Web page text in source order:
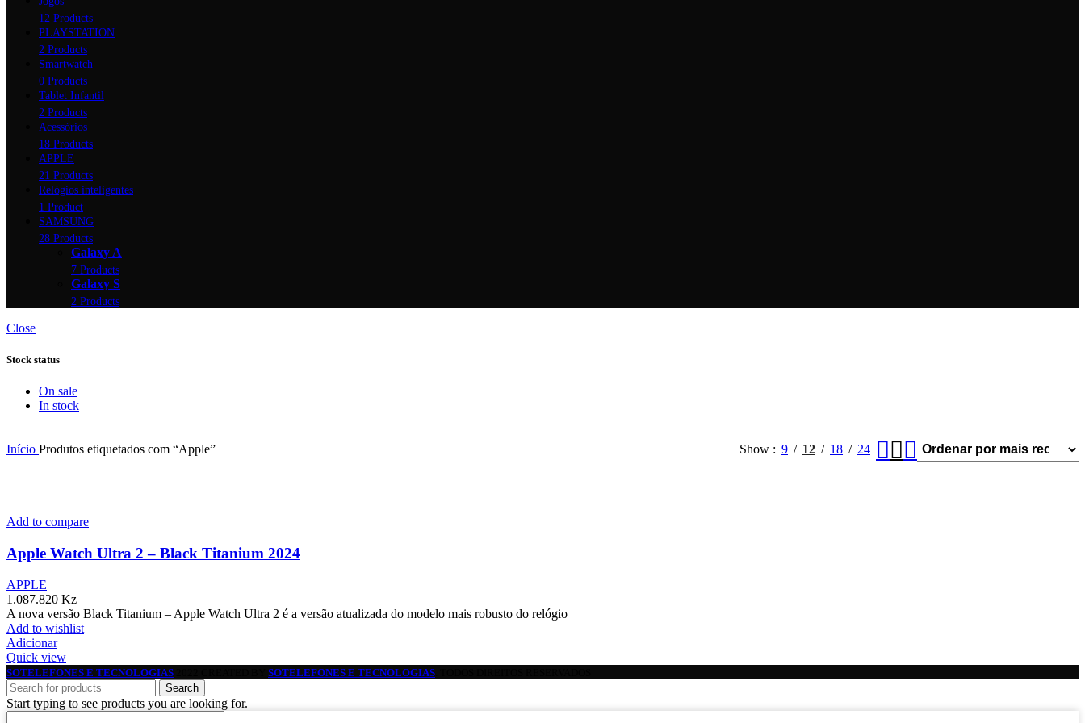
12 Products
PLAYSTATION
2 Products
Smartwatch
0 Products
Tablet Infantil
2 Products
Acessórios
18 Products
APPLE
21 Products
Relógios inteligentes
1 Product
SAMSUNG
28 Products
Galaxy A
7 Products
Galaxy S
2 Products
Close
Stock status
On sale
In stock
Início Produtos etiquetados com “Apple” Show 9 12 18 24
Add to compare
Apple Watch Ultra 2 – Black Titanium 2024
APPLE
1.087.820 Kz
A nova versão Black Titanium – Apple Watch Ultra 2 é a versão atualizada do modelo mais robusto do relógio
Add to wishlist
Adicionar
Quick view
SOTELEFONES E TECNOLOGIAS SOTELEFONES E TECNOLOGIAS
Search
Start typing to see products you are looking for.